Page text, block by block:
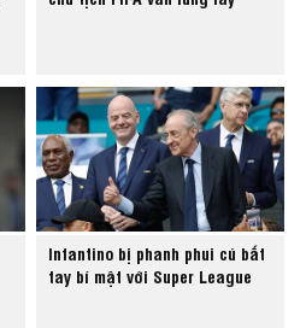
Infantino bị phanh phui cú bắt
tay bí mật với Super League